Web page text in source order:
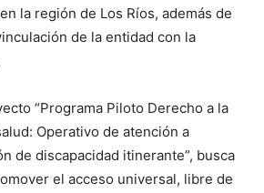
la región de Los Ríos, además de
de la entidad con la
“Programa Piloto Derecho a la
Operativo de atención a
de discapacidad itinerante”, busca
el acceso universal, libre de